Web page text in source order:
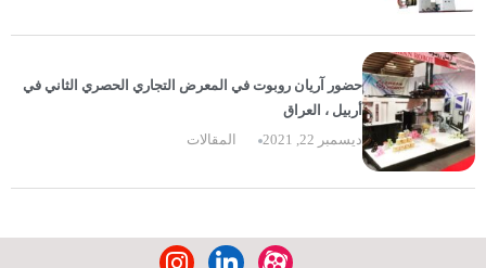
حضور آريان روبوت في المعرض التجاري الحصري الثاني في
أربيل ، العراق
ديسمبر 22, 2021
المقالات